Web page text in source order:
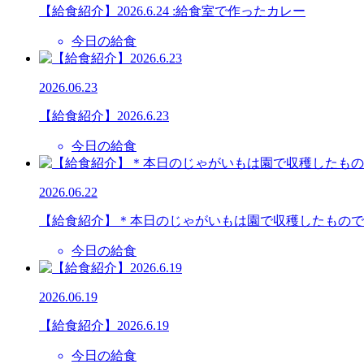
【給食紹介】2026.6.24 :給食室で作ったカレー
今日の給食
2026.06.23
【給食紹介】2026.6.23
今日の給食
2026.06.22
【給食紹介】＊本日のじゃがいもは園で収穫したもの
今日の給食
2026.06.19
【給食紹介】2026.6.19
今日の給食